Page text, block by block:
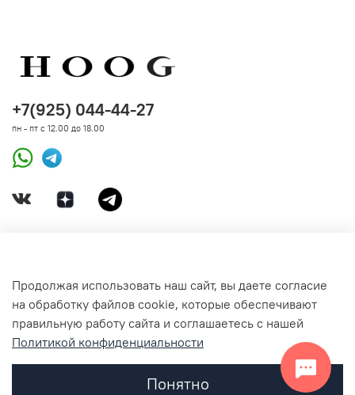
СВЯЗАТЬСЯ С НАМИ
+7(925) 044-44-27
пн - пт с 12.00 до 18.00
Продолжая использовать наш сайт, вы даете согласие
на обработку файлов cookie, которые обеспечивают
правильную работу сайта и соглашаетесь с нашей
Политикой конфиденциальности
Понятно